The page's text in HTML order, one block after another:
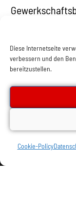
Diese Internetseite
verbessern und den
bereitzustellen.
Cookie-Policy